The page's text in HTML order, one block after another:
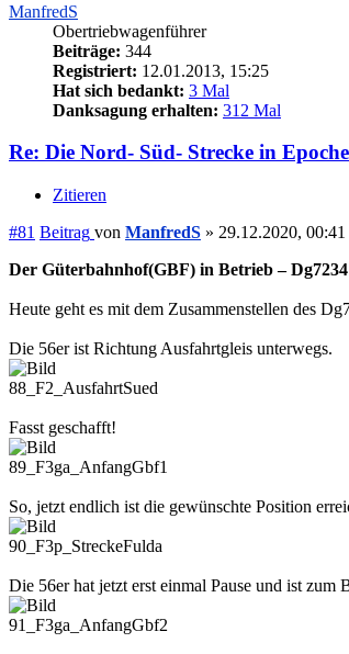
ManfredS
Obertriebwagenführer
Beiträge: 344
Registriert: 12.01.2013, 15:25
Hat sich bedankt: 3 Mal
Danksagung erhalten: 312 Mal
Re: Die Nord- Süd- Strecke in
Zitieren
#81 Beitrag von ManfredS » 29.12.2020, 00:41
Der Güterbahnhof(GBF) in Betrieb –
Heute geht es mit dem Zusammenstellen des
Die 56er ist Richtung Ausfahrtgleis unterwegs.
88_F2_AusfahrtSued
Fasst geschafft!
89_F3ga_AnfangGbf1
So, jetzt endlich ist die gewünschte Position
90_F3p_StreckeFulda
Die 56er hat jetzt erst einmal Pause und ist zum
91_F3ga_AnfangGbf2